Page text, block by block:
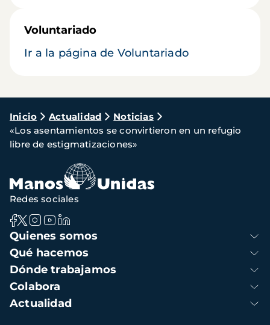
Voluntariado
Ir a la página de Voluntariado
Ruta
de
navegación
Inicio Actualidad
Noticias
«Los asentamientos se convirtieron en un refugio
libre de estigmatizaciones»
Navegación
principal
Quienes somos
Qué hacemos
Dónde trabajamos
Colabora
Actualidad
Redes sociales